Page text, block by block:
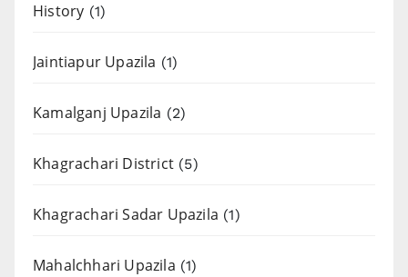
History (1)
Jaintiapur Upazila (1)
Kamalganj Upazila (2)
Khagrachari District (5)
Khagrachari Sadar Upazila (1)
Mahalchhari Upazila (1)